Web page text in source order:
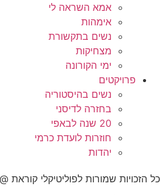
אמא השראה לי
אימהות
נשים בתקשורת
מצחיקות
ימי הקורונה
פרויקטים
נשים בהיסטוריה
בחזרה לדיסני
20 שנה לבאפי
חוזרות לועדת כרמי
יהדות
כל הזכויות שמורות לפוליטיקלי קוראת @ 2022